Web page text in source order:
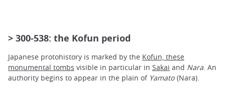
> 300-538: the Kofun period
Japanese protohistory is marked by the Kofun, these
monumental tombs visible in particular in Sakai and Nara. An
authority begins to appear in the plain of Yamato (Nara).